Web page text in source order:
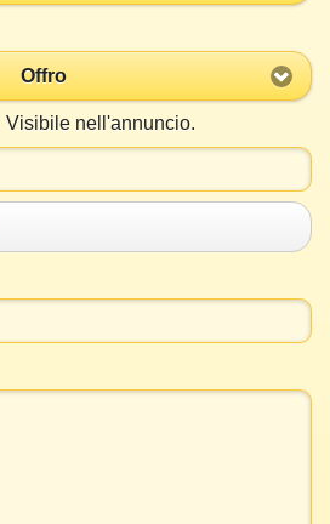
Offro
Visibile nell'annuncio.